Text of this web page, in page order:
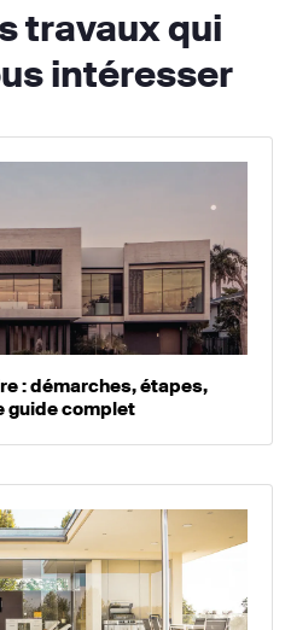
travaux qui
intéresser
: démarches, étapes,
guide complet